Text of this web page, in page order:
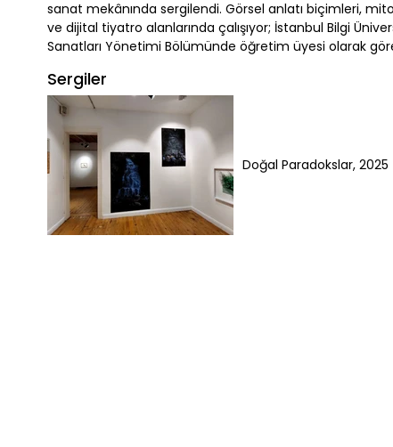
sanat mekânında sergilendi. Görsel anlatı biçimleri,
ve dijital tiyatro alanlarında çalışıyor; İstanbul Bilgi
Sanatları Yönetimi Bölümünde öğretim üyesi olarak
Sergiler
Doğal Paradokslar, 2025